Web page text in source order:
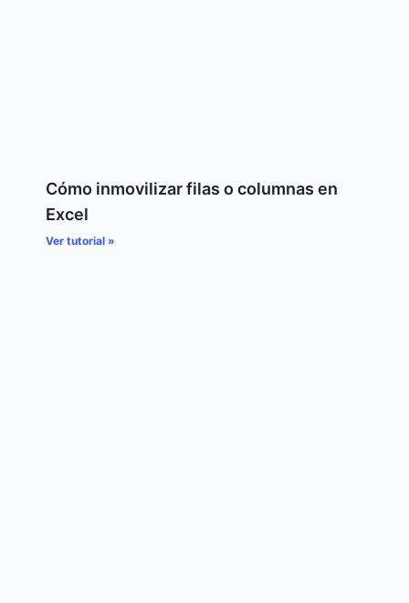
Cómo inmovilizar filas o columnas en
Excel
Ver tutorial »